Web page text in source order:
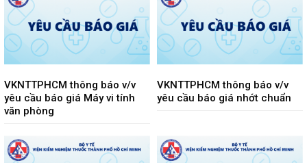
VKNTTPHCM thông báo v/v
yêu cầu báo giá Máy vi tính
văn phòng
VKNTTPHCM thông báo v/v
yêu cầu báo giá nhớt chuẩn